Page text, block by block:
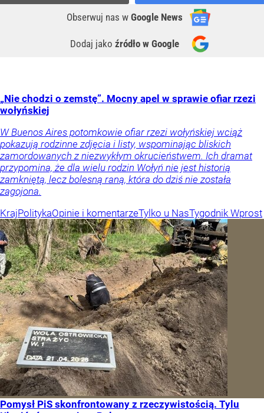
Obserwuj nas w Google News
Dodaj jako źródło w Google
„Nie chodzi o zemstę”. Mocny apel w sprawie ofiar rzezi
wołyńskiej
W Buenos Aires potomkowie ofiar rzezi wołyńskiej wciąż
pokazują rodzinne zdjęcia i listy, wspominając bliskich
zamordowanych z niezwykłym okrucieństwem. Ich dramat
przypomina, że dla wielu rodzin Wołyń nie jest historią
zamkniętą, lecz bolesną raną, która do dziś nie została
zagojona.
KrajPolitykaOpinie i komentarzeTylko u NasTygodnik Wprost
Pomysł PiS skonfrontowany z rzeczywistością. Tylu